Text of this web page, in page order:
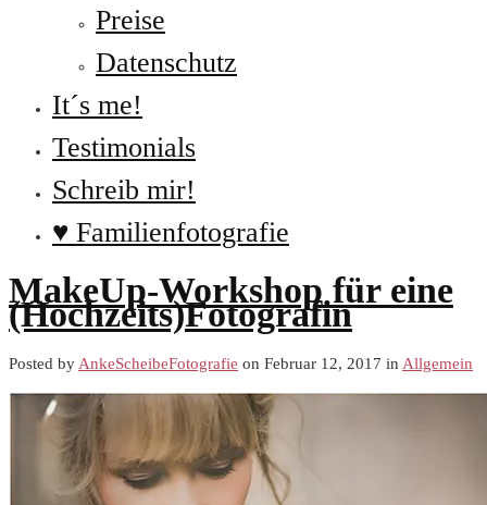
Preise
Datenschutz
It´s me!
Testimonials
Schreib mir!
♥ Familienfotografie
MakeUp-Workshop für eine
(Hochzeits)Fotografin
Posted by AnkeScheibeFotografie on Februar 12, 2017 in Allgemein